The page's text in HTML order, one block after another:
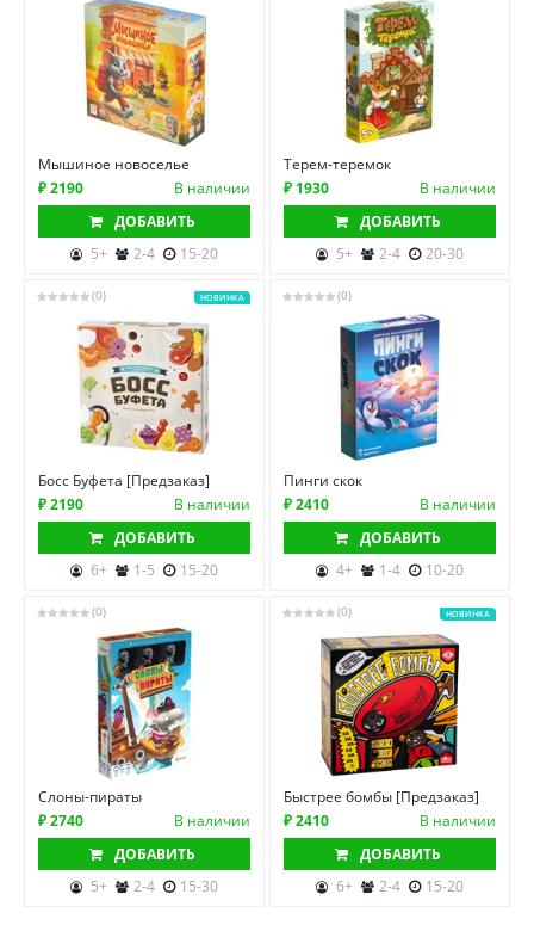
Мышиное новоселье
₽ 2190
В наличии
ДОБАВИТЬ
5+
2-4 15-20
Терем-теремок
₽ 1930
В наличии
ДОБАВИТЬ
5+
2-4 20-30
(0) НОВИНКА
Босс Буфета [Предзаказ]
₽ 2190
В наличии
ДОБАВИТЬ
6+
1-5 15-20
(0)
Пинги скок
₽ 2410
В наличии
ДОБАВИТЬ
4+
1-4 10-20
(0)
Слоны-пираты
₽ 2740
В наличии
ДОБАВИТЬ
5+
2-4 15-30
(0) НОВИНКА
Быстрее бомбы [Предзаказ]
₽ 2410
В наличии
ДОБАВИТЬ
6+
2-4 15-20